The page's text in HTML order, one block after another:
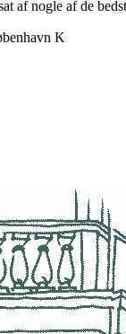
af nogle af de
K